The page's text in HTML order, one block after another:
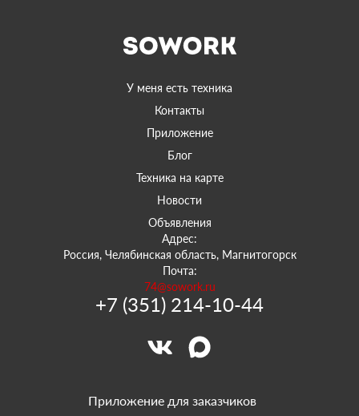
У меня есть техника
Контакты
Приложение
Блог
Техника на карте
Новости
Объявления
Адрес:
Россия, Челябинская область, Магнитогорск
Почта:
74@sowork.ru
+7 (351) 214-10-44
Приложение для заказчиков